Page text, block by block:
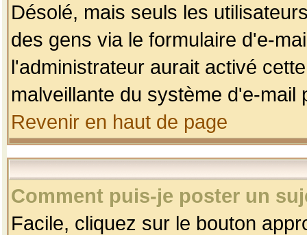
Désolé, mais seuls les
des gens via le formulaire d'e-
l'administrateur aurait activé
malveillante du système d'e-
Revenir en haut de page
Comment puis-je poster un
Facile, cliquez sur le bouton